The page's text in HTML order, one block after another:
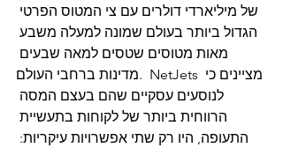
של מיליארדי דולרים עם צי המטוס הפרטי
הגדול ביותר בעולם שמונה למעלה משבע
מאות מטוסים שטסים למאה שבעים
מדינות ברחבי העולם.  NetJets מציינים כי
לנוסעים עסקיים שהם בעצם המסה
הרווחית ביותר של לקוחות בתעשיית
התעופה, היו רק שתי אפשרויות עיקריות: